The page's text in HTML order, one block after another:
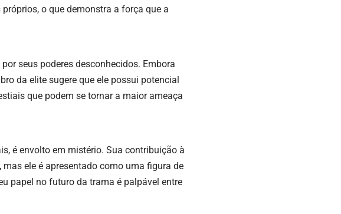
o que demonstra a força que a
seus poderes desconhecidos. Embora
da elite sugere que ele possui potencial
que podem se tornar a maior ameaça
é envolto em mistério. Sua contribuição à
ele é apresentado como uma figura de
papel no futuro da trama é palpável entre